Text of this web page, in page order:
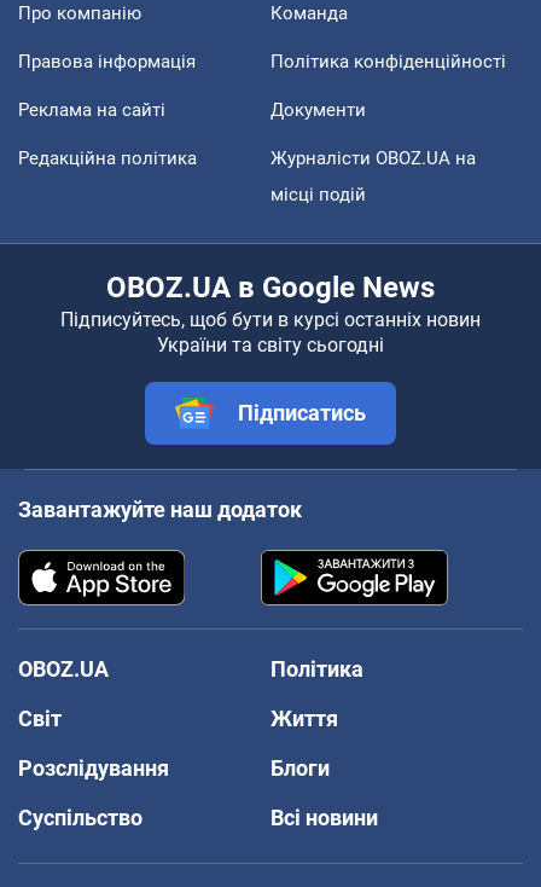
Про компанію Команда
Правова інформація Політика конфіденційності
Реклама на сайті Документи
Редакційна політика
Журналісти OBOZ.UA на
місці подій
OBOZ.UA в Google News
Підписуйтесь, щоб бути в курсі останніх новин
України та світу сьогодні
Підписатись
Завантажуйте наш додаток
OBOZ.UA
Політика
Світ
Життя
Розслідування
Блоги
Суспільство
Всі новини